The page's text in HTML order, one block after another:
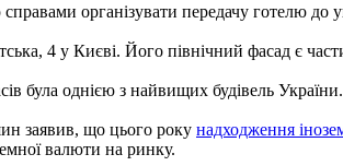
організувати передачу готелю до
4 у Києві. Його північний фасад є
була однією з найвищих будівель України.
заявив, що цього року надходження
валюти на ринку.